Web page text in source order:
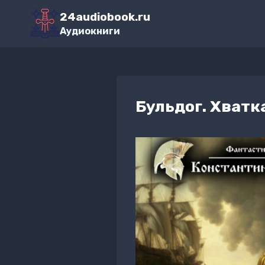
Перейти
содержимому
24audiobook.ru
Аудиокниги
Бульдог.